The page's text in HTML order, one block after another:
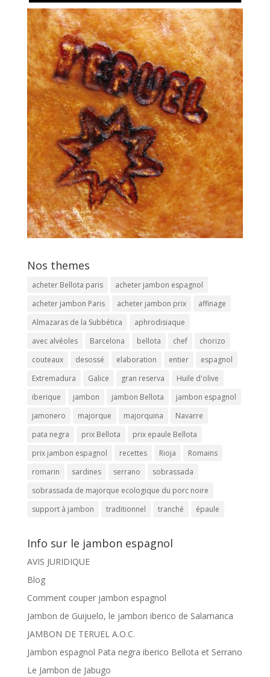
Nos themes
acheter Bellota paris
acheter jambon espagnol
acheter jambon Paris
acheter jambon prix
affinage
Almazaras de la Subbética
aphrodisiaque
avec alvéoles
Barcelona bellota chef
chorizo
couteaux
desossé elaboration entier
espagnol
Extremadura
Galice gran reserva
Huile d'olive
iberique
jambon jambon Bellota
jambon espagnol
jamonero
majorque majorquina
Navarre
pata negra
prix Bellota
prix epaule Bellota
prix jambon espagnol
recettes Rioja
Romains
romarin
sardines serrano
sobrassada
sobrassada de majorque ecologique du porc noire
support à jambon
traditionnel tranché épaule
Info sur le jambon espagnol
AVIS JURIDIQUE
Blog
Comment couper jambon espagnol
Jambon de Guijuelo, le jambon iberico de Salamanca
JAMBON DE TERUEL A.O.C.
Jambon espagnol Pata negra iberico Bellota et Serrano
Le Jambon de Jabugo